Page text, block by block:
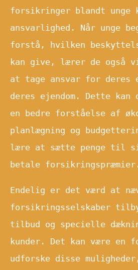
forsikringer blandt unge
ansvarlighed. Når unge
forstå, hvilken
kan give, lærer de også
at tage ansvar for deres
deres ejendom. Dette
en bedre forståelse af
planlægning og
lære at sætte penge til
betale
Endelig er det værd at
forsikringsselskaber
tilbud og specielle
kunder. Det kan være en
udforske disse